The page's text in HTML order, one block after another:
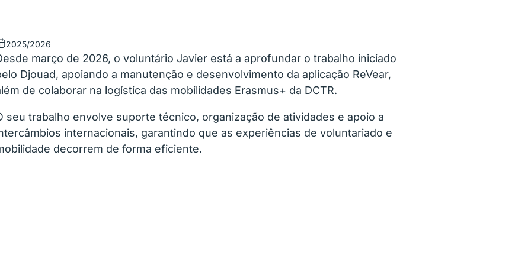
2025/2026
março de 2026, o voluntário Javier está a aprofundar o trabalho iniciado
Djouad, apoiando a manutenção e desenvolvimento da aplicação ReVear,
de colaborar na logística das mobilidades Erasmus+ da DCTR.
seu trabalho envolve suporte técnico, organização de atividades e apoio a
internacionais, garantindo que as experiências de voluntariado e
decorrem de forma eficiente.